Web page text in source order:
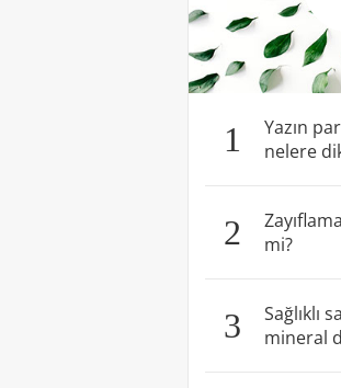
1
Yazın
nelere
2
mi?
3
Sağlıklı
mineral